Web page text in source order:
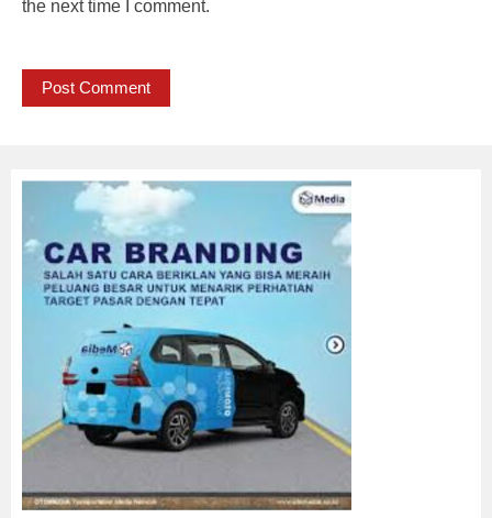
the next time I comment.